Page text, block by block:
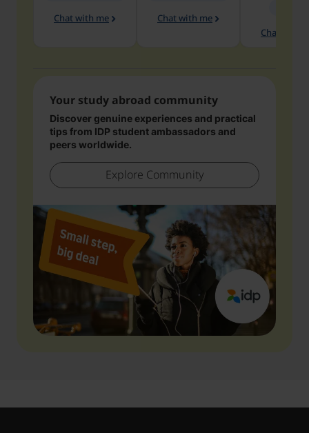
Chat with me Chat with me
Chat with
Your study abroad community
Discover genuine experiences and practical
tips from IDP student ambassadors and
peers worldwide.
Explore Community